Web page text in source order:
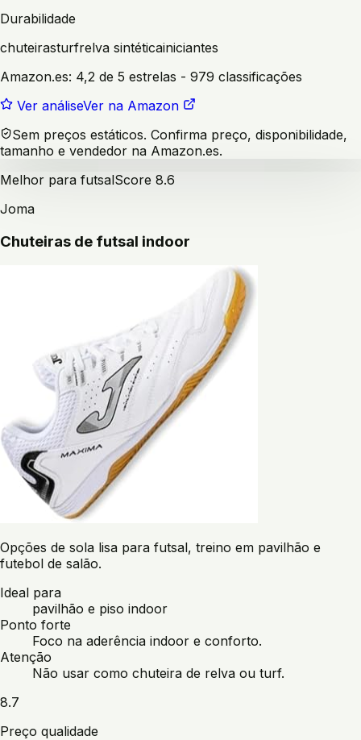
Durabilidade
chuteirasturfrelva sintéticainiciantes
Amazon.es: 4,2 de 5 estrelas - 979 classificações
Ver análiseVer na Amazon
Sem preços estáticos. Confirma preço, disponibilidade,
tamanho e vendedor na Amazon.es.
Melhor para futsalScore 8.6
Joma
Chuteiras de futsal indoor
Opções de sola lisa para futsal, treino em pavilhão e
futebol de salão.
Ideal para
pavilhão e piso indoor
Ponto forte
Foco na aderência indoor e conforto.
Atenção
Não usar como chuteira de relva ou turf.
8.7
Preço qualidade